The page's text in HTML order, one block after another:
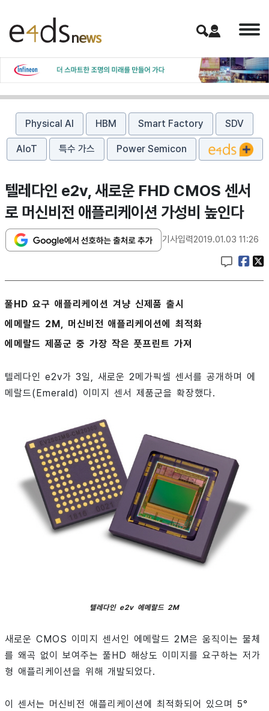
Physical AI HBM Smart Factory SDV
AIoT 특수 가스 Power Semicon
텔레다인 e2v, 새로운 FHD CMOS 센서
로 머신비전 애플리케이션 가성비 높인다
기사입력2019.01.03 11:26
풀HD 요구 애플리케이션 겨냥 신제품 출시
에메랄드 2M, 머신비전 애플리케이션에 최적화
에메랄드 제품군 중 가장 작은 풋프린트 가져
텔레다인 e2v가 3일, 새로운 2메가픽셀 센서를 공개하며 에
메랄드(Emerald) 이미지 센서 제품군을 확장했다.
텔레다인 e2v 에메랄드 2M
새로운 CMOS 이미지 센서인 에메랄드 2M은 움직이는 물체
를 왜곡 없이 보여주는 풀HD 해상도 이미지를 요구하는 저가
형 애플리케이션을 위해 개발되었다.
이 센서는 머신비전 애플리케이션에 최적화되어 있으며 5°